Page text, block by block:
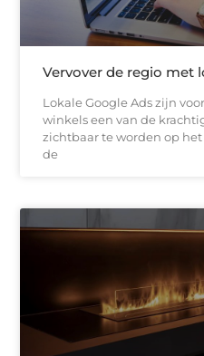
Vervover de regio met
Lokale Google Ads zijn
winkels een van de
zichtbaar te worden op
de